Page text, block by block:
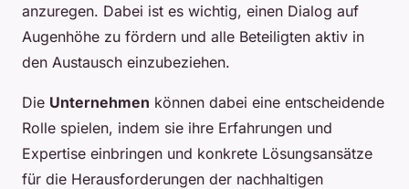
anzuregen. Dabei ist es wichtig, einen Dialog auf
Augenhöhe zu fördern und alle Beteiligten aktiv in
den Austausch einzubeziehen.
Die Unternehmen können dabei eine entscheidende
Rolle spielen, indem sie ihre Erfahrungen und
Expertise einbringen und konkrete Lösungsansätze
für die Herausforderungen der nachhaltigen